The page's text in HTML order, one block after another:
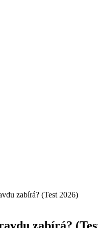
zabírá? (Test 2026)